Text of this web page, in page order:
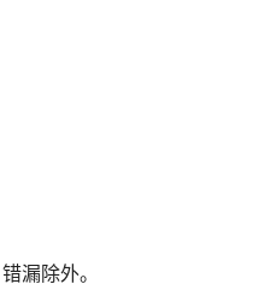
漏除外。